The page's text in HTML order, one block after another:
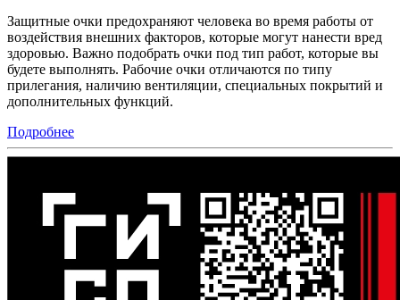
Защитные очки предохраняют человека во время работы от
воздействия внешних факторов, которые могут нанести вред
здоровью. Важно подобрать очки под тип работ, которые вы
будете выполнять. Рабочие очки отличаются по типу
прилегания, наличию вентиляции, специальных покрытий и
дополнительных функций.
Подробнее